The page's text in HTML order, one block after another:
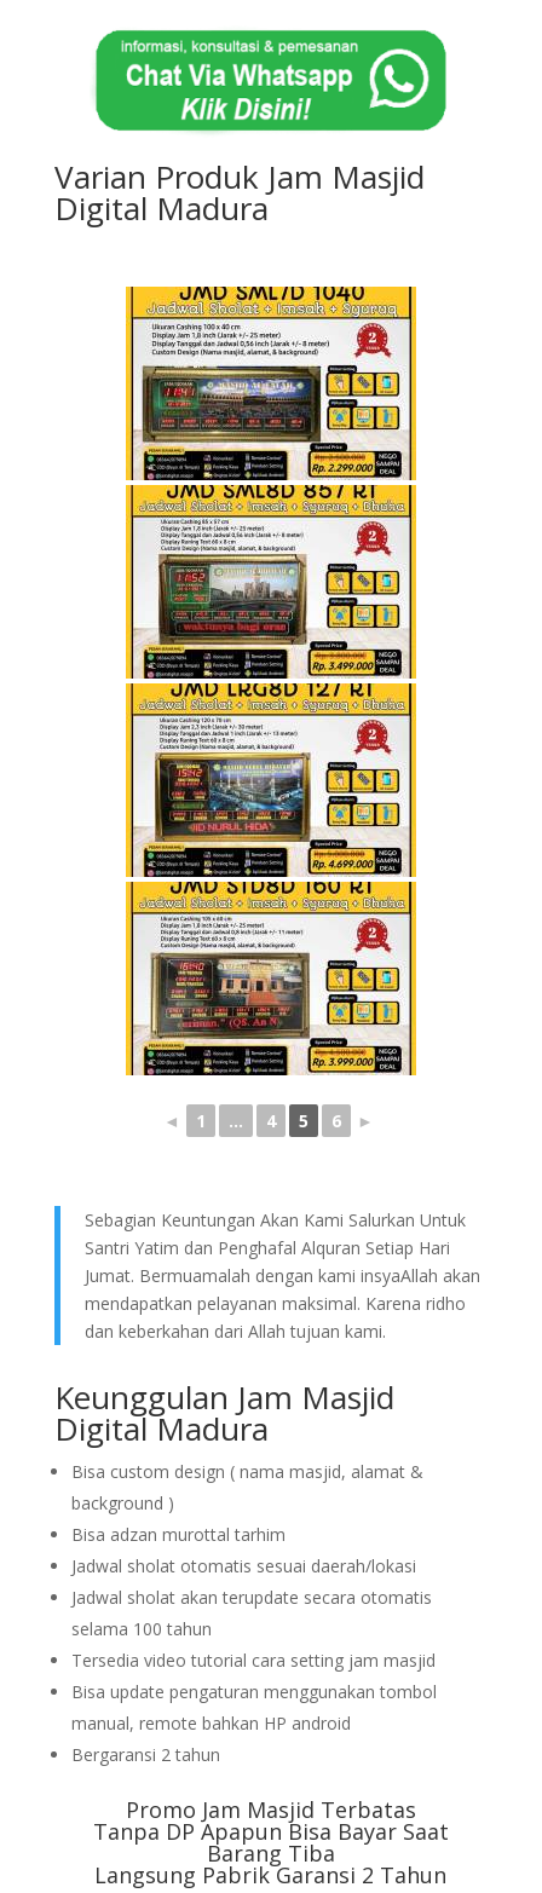
Varian Produk Jam Masjid
Digital Madura
◄ 1 ... 4 5 6 ►
Sebagian Keuntungan Akan Kami Salurkan Untuk
Santri Yatim dan Penghafal Alquran Setiap Hari
Jumat. Bermuamalah dengan kami insyaAllah akan
mendapatkan pelayanan maksimal. Karena ridho
dan keberkahan dari Allah tujuan kami.
Keunggulan Jam Masjid
Digital Madura
Bisa custom design ( nama masjid, alamat &
background )
Bisa adzan murottal tarhim
Jadwal sholat otomatis sesuai daerah/lokasi
Jadwal sholat akan terupdate secara otomatis
selama 100 tahun
Tersedia video tutorial cara setting jam masjid
Bisa update pengaturan menggunakan tombol
manual, remote bahkan HP android
Bergaransi 2 tahun
Promo Jam Masjid Terbatas
Tanpa DP Apapun Bisa Bayar Saat
Barang Tiba
Langsung Pabrik Garansi 2 Tahun